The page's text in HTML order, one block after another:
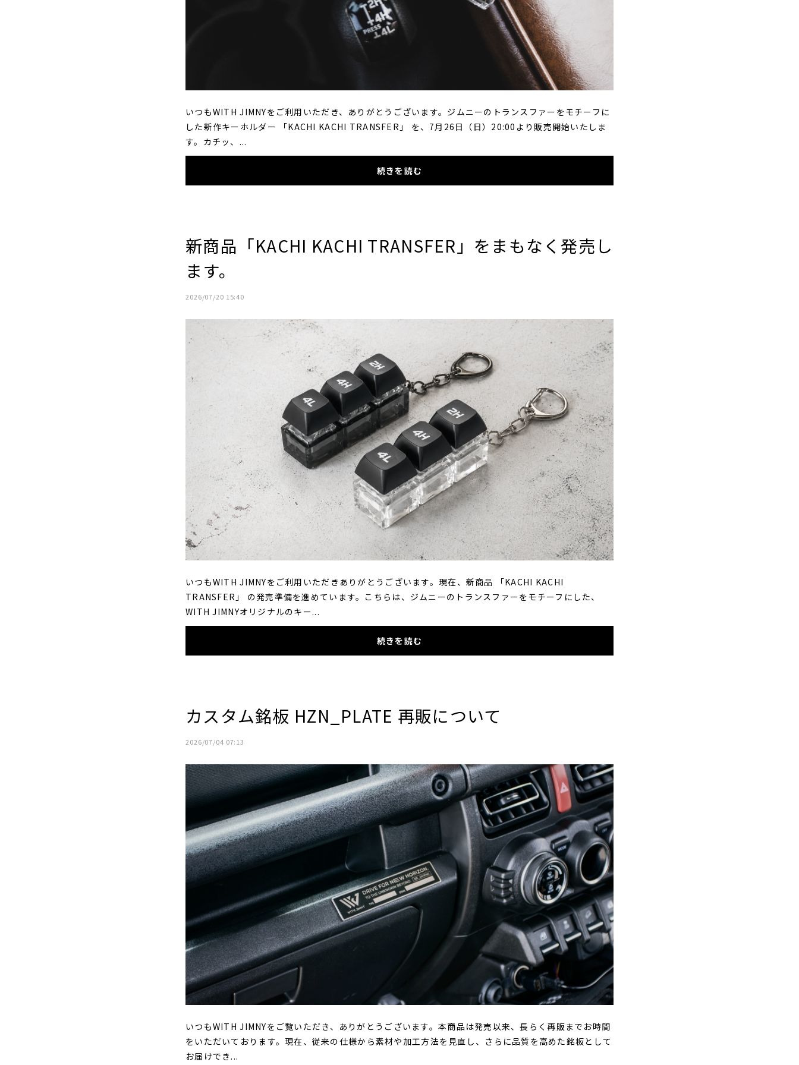
いつもWITH JIMNYをご利用いただき、ありがとうございます。ジムニーのトランスファーをモチーフに
した新作キーホルダー 「KACHI KACHI TRANSFER」 を、7月26日（日）20:00より販売開始いたしま
す。カチッ、...
続きを読む
新商品「KACHI KACHI TRANSFER」をまもなく発売し
ます。
2026/07/20 15:40
いつもWITH JIMNYをご利用いただきありがとうございます。現在、新商品 「KACHI KACHI
TRANSFER」 の発売準備を進めています。こちらは、ジムニーのトランスファーをモチーフにした、
WITH JIMNYオリジナルのキー...
続きを読む
カスタム銘板 HZN_PLATE 再販について
2026/07/04 07:13
いつもWITH JIMNYをご覧いただき、ありがとうございます。本商品は発売以来、長らく再販までお時間
をいただいております。現在、従来の仕様から素材や加工方法を見直し、さらに品質を高めた銘板として
お届けでき...